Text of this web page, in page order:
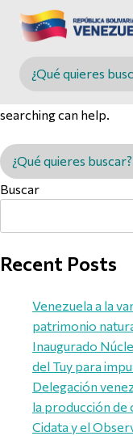
Buscar en
searching can help.
Buscar en MINCYT
Buscar
Recent Posts
Venezuela a la
patrimonio
Inaugurado
del Tuy para
Delegación
la producción de
Cidata y el